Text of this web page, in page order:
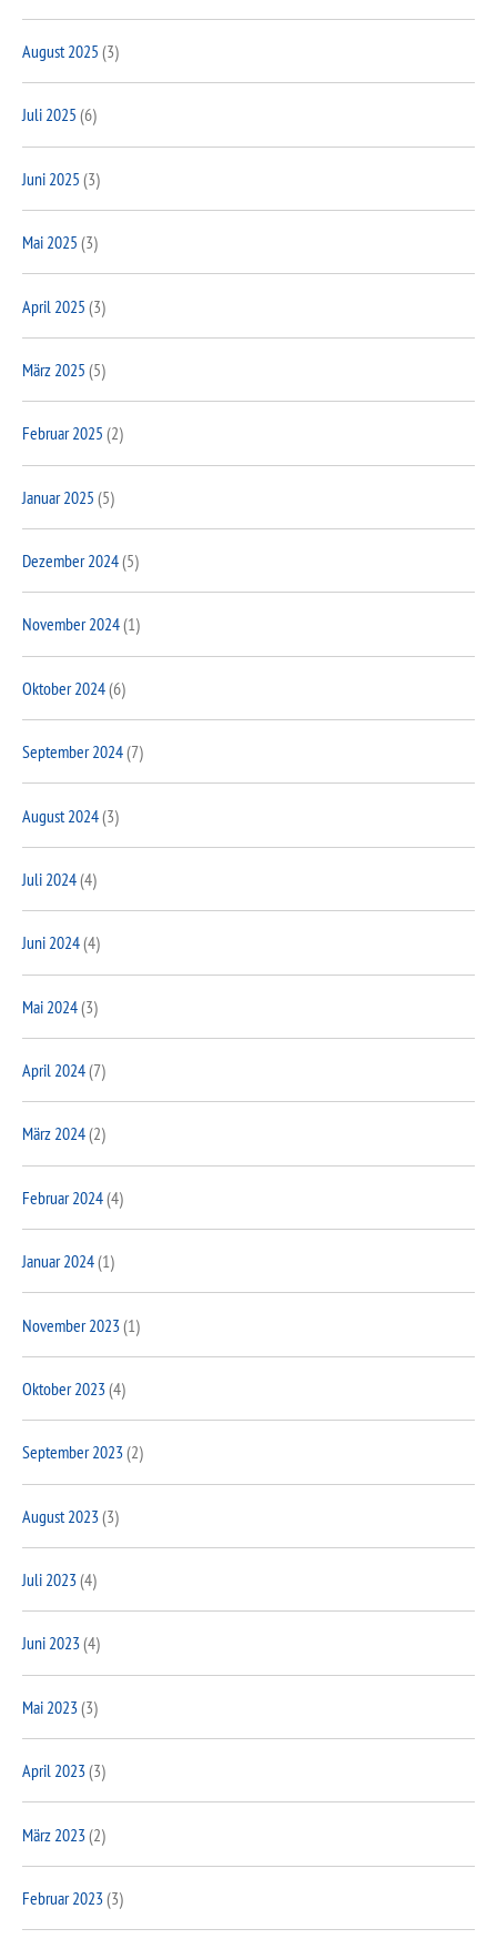
August 2025 (3)
Juli 2025 (6)
Juni 2025 (3)
Mai 2025 (3)
April 2025 (3)
März 2025 (5)
Februar 2025 (2)
Januar 2025 (5)
Dezember 2024(5)
November 2024(1)
Oktober 2024(6)
September 2024(7)
August 2024(3)
Juli 2024(4)
Juni 2024(4)
Mai 2024(3)
April 2024(7)
März 2024(2)
Februar 2024(4)
Januar 2024(1)
November 2023(1)
Oktober 2023(4)
September 2023(2)
August 2023(3)
Juli 2023(4)
Juni 2023(4)
Mai 2023(3)
April 2023(3)
März 2023(2)
Februar 2023(3)